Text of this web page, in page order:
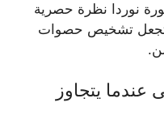
نوردا نظرة حصرية
تجعل تشخيص حصوات
يتجاوز